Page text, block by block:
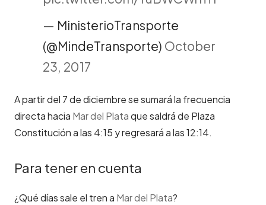
— MinisterioTransporte
(@MindeTransporte) October
23, 2017
A partir del 7 de diciembre se sumará la frecuencia
directa hacia Mar del Plataque saldrá de Plaza
Constitución a las 4:15 y regresará a las 12:14.
Para tener en cuenta
¿Qué días sale el tren a Mar del Plata?